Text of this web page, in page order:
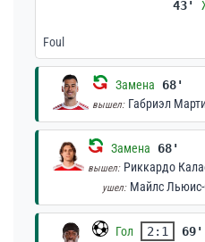
43'
Foul
Замена 68'
вышел: Габриэл
Замена 68'
вышел: Риккардо
ушел: Майлс
Гол 2:1
69'